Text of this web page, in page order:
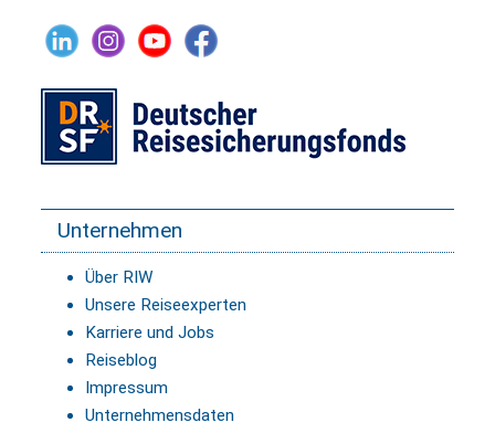
Unternehmen
Über RIW
Unsere Reiseexperten
Karriere und Jobs
Reiseblog
Impressum
Unternehmensdaten